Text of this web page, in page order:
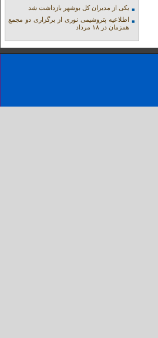
یکی از مدیران کل بوشهر بازداشت شد
اطلاعیه پتروشیمی نوری از برگزاری دو مجمع
همزمان در ۱۸ مرداد